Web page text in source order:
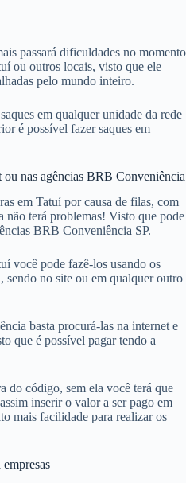
passará dificuldades no momento
ou outros locais, visto que ele
pelo mundo inteiro.
em qualquer unidade da rede
é possível fazer saques em
ou nas agências BRB Conveniência
em Tatuí por causa de filas, com
não terá problemas! Visto que pode
BRB Conveniência SP.
você pode fazê-los usando os
no site ou em qualquer outro
basta procurá-las na internet e
que é possível pagar tendo a
do código, sem ela você terá que
inserir o valor a ser pago em
mais facilidade para realizar os